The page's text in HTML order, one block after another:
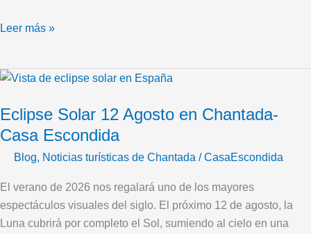
Leer más »
Eclipse Solar 12 Agosto en Chantada-
Casa Escondida
Blog, Noticias turísticas de Chantada /CasaEscondida
El verano de 2026 nos regalará uno de los mayores
espectáculos visuales del siglo. El próximo 12 de agosto, la
Luna cubrirá por completo el Sol, sumiendo al cielo en una
Eclipse
12
Agosto
Casa
Escondida